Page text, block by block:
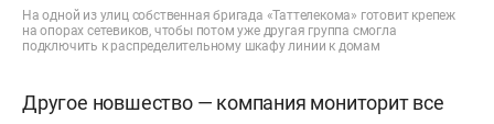
На одной из улиц собственная бригада «Таттелекома» готовит крепеж
на опорах сетевиков, чтобы потом уже другая группа смогла
подключить к распределительному шкафу линии к домам
Другое новшество — компания мониторит все